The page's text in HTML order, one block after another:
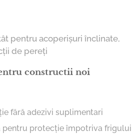
pentru acoperișuri înclinate,
de pereți
constructii noi
fără adezivi suplimentari
pentru protecție împotriva frigului